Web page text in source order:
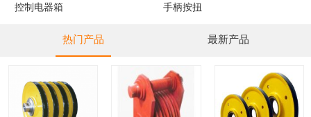
控制电器箱
手柄按扭
热门产品 最新产品